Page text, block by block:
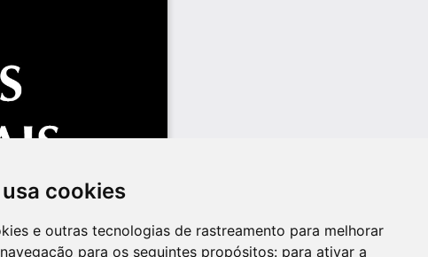
cookies
e outras tecnologias de rastreamento para melhorar
para os seguintes propósitos: para ativar a